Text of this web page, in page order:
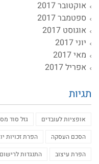
אוקטובר 2017
ספטמבר 2017
אוגוסט 2017
יוני 2017
מאי 2017
אפריל 2017
תגיות
אופציות לעובדים גזל סוד
הסכם העסקה
הפרת זכויות
הפרת עיצוב
התנגדות